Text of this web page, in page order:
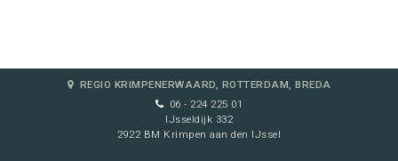
REGIO KRIMPENERWAARD, ROTTERDAM, BREDA
06 - 224 225 01
IJsseldijk 332
2922 BM Krimpen aan den IJssel